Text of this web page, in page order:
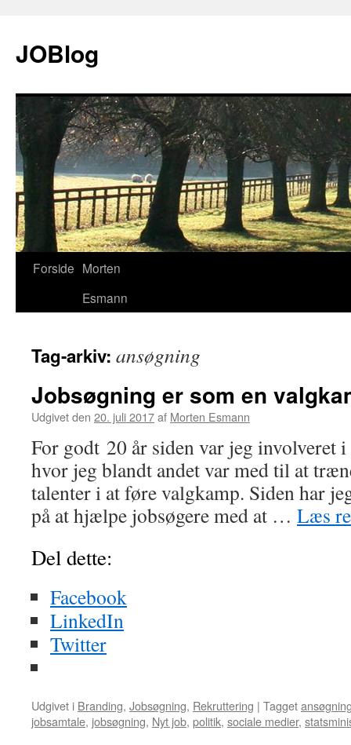
JOBlog
Hop
Forside Morten
Esmann
Tag-arkiv: ansøgning
Jobsøgning er som en
Udgivet den 20. juli 2017af Morten Esmann
For godt 20 år siden var jeg involveret
hvor jeg blandt andet var med til at
talenter i at føre valgkamp. Siden har
på at hjælpe jobsøgere med at … Læs
Del dette:
Facebook
LinkedIn
Twitter
Udgivet i Branding, Jobsøgning, Rekruttering | Tagget
jobsamtale, jobsøgning, Nyt job, politik, sociale medier,